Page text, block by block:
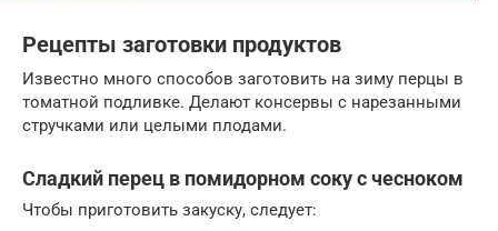
Рецепты заготовки продуктов
Известно много способов заготовить на зиму перцы в
томатной подливке. Делают консервы с нарезанными
стручками или целыми плодами.
Сладкий перец в помидорном соку с чесноком
Чтобы приготовить закуску, следует: